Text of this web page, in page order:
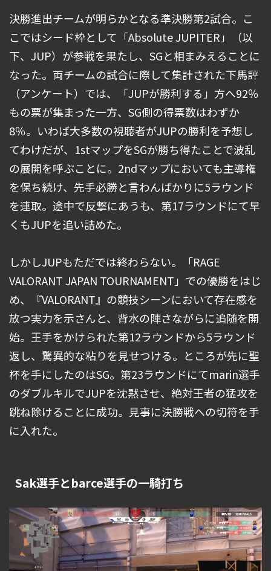
決勝進出チームが明らかとなる準決勝第2試合。こ
こではシード枠として「Absolute JUPITER」（以
下、JUP）が参戦を果たし、SGと相まみえることに
なった。両チームの試合に際して集計された下馬評
（アンケート）では、「JUPが勝利する」方へ92％
もの票が集まった一方、SG側の得票数はわずか
8％。いわば大多数の視聴者がJUPの勝利を予想し
てわけだが、1stマップをSGが勝ち得たことで波乱
の展開を呼ぶことに。2ndマップにおいても主導権
を保ち続け、先手必勝と言わんばかりに5ラウンド
を連取。途中で反撃にあうも、第17ラウンドにて早
くもJUPを追い詰めた。
しかしJUPもただでは終わらない。「RAGE
VALORANT JAPAN TOURNAMENT」での優勝をはじ
め、『VALORANT』の競技シーンにおいて存在感を
放つ実力を示さんと、背水の陣さながらに追随を開
始。王手をかけられた第12ラウンドから5ラウンド
返し、驚異的な粘りを見せつける。ところが先に聖
杯を手にしたのはSG。第23ラウンドにてmarin選手
のダブルキルでJUPを沈黙させ、絶対王者の猛攻を
跳ね除けることに成功。見事に決勝戦への切符を手
に入れた。
Sak選手とbarce選手の一騎打ち